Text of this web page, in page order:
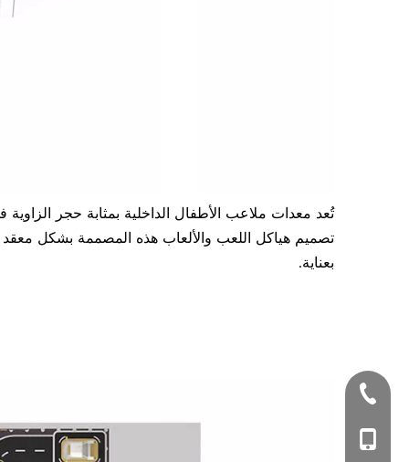
تُعد معدات ملاعب الأطفال الداخلية بمثابة حجر
تصميم هياكل اللعب والألعاب هذه المصممة بشكل معقد
بعناية.
+86-577-